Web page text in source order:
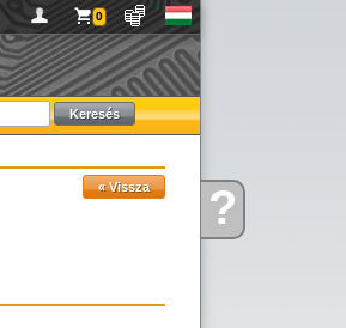
Kérdése?
0